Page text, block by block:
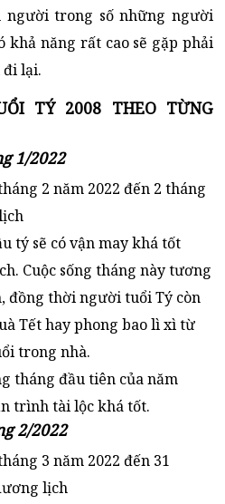
người trong số những người
khả năng rất cao sẽ gặp phải
lại.
TÝ 2008 THEO TỪNG
1/2022
2 năm 2022 đến 2 tháng
tý sẽ có vận may khá tốt
Cuộc sống tháng này tương
đồng thời người tuổi Tý còn
Tết hay phong bao lì xì từ
trong nhà.
tháng đầu tiên của năm
trình tài lộc khá tốt.
2/2022
3 năm 2022 đến 31
lịch